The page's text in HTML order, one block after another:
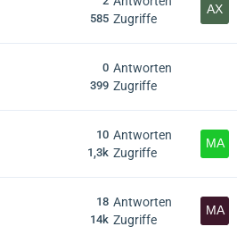
Zugriffe
585
Antworten
0
Zugriffe
399
Antworten
10
Zugriffe
1,3k
Antworten
18
Zugriffe
14k